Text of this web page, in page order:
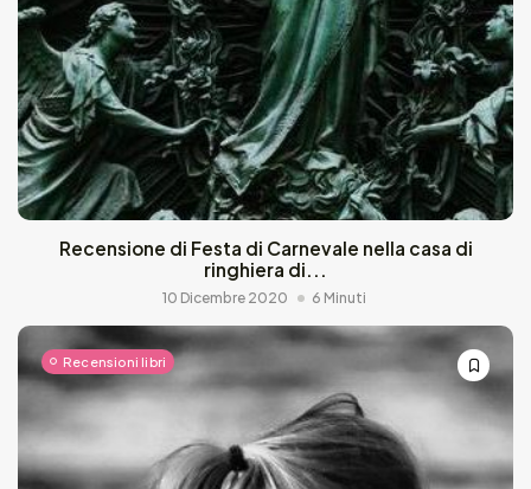
Recensione di Festa di Carnevale nella casa di
ringhiera di...
10 Dicembre 2020 6 Minuti
Recensioni libri